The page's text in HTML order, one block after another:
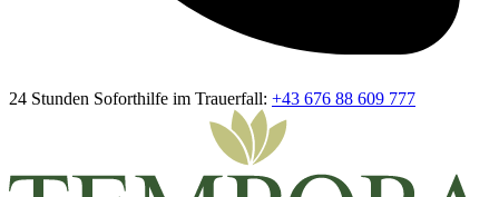
24 Stunden Soforthilfe im Trauerfall: +43 676 88 609 777